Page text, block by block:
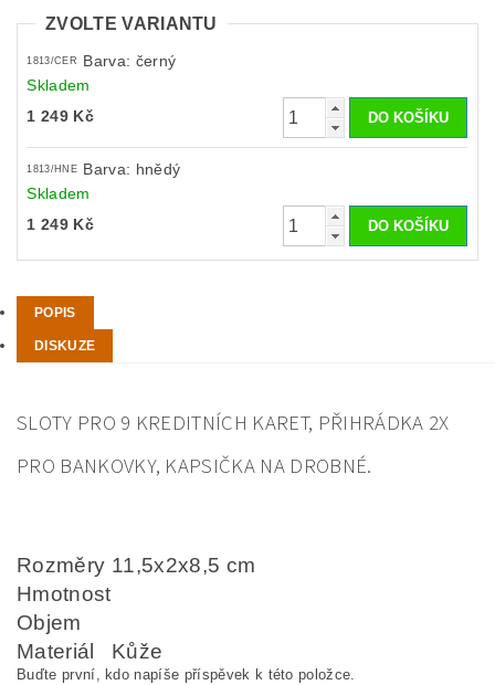
ZVOLTE VARIANTU
1813/CER
Barva: černý
Skladem
1 249 Kč
1813/HNE
Barva: hnědý
Skladem
1 249 Kč
POPIS
DISKUZE
SLOTY PRO 9 KREDITNÍCH KARET, PŘIHRÁDKA 2X
PRO BANKOVKY, KAPSIČKA NA DROBNÉ.
Rozměry 11,5x2x8,5 cm
Hmotnost
Objem
Materiál
Kůže
Buďte první, kdo napíše příspěvek k této položce.